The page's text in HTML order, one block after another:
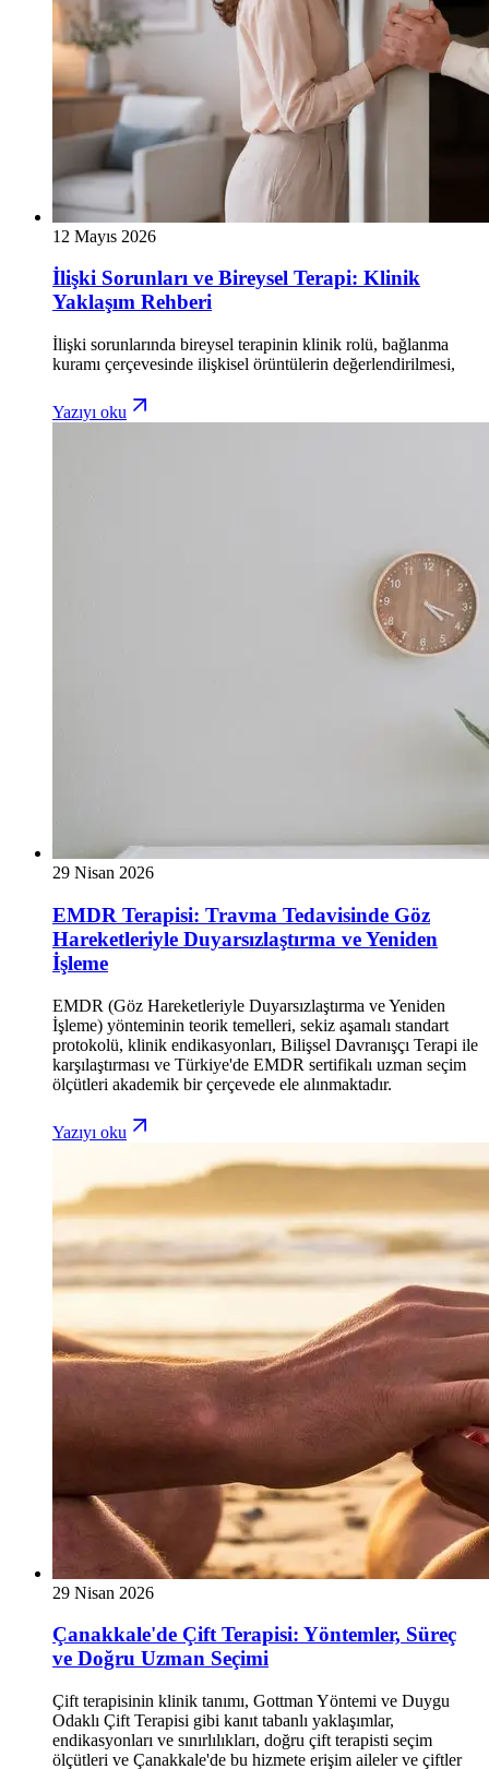
12 Mayıs 2026
İlişki Sorunları ve Bireysel Terapi: Klinik
Yaklaşım Rehberi
İlişki sorunlarında bireysel terapinin klinik rolü, bağlanma
kuramı çerçevesinde ilişkisel örüntülerin değerlendirilmesi,
Yazıyı oku
29 Nisan 2026
EMDR Terapisi: Travma Tedavisinde Göz
Hareketleriyle Duyarsızlaştırma ve Yeniden
İşleme
EMDR (Göz Hareketleriyle Duyarsızlaştırma ve Yeniden
İşleme) yönteminin teorik temelleri, sekiz aşamalı standart
protokolü, klinik endikasyonları, Bilişsel Davranışçı Terapi ile
karşılaştırması ve Türkiye'de EMDR sertifikalı uzman seçim
ölçütleri akademik bir çerçevede ele alınmaktadır.
Yazıyı oku
29 Nisan 2026
Çanakkale'de Çift Terapisi: Yöntemler, Süreç
ve Doğru Uzman Seçimi
Çift terapisinin klinik tanımı, Gottman Yöntemi ve Duygu
Odaklı Çift Terapisi gibi kanıt tabanlı yaklaşımlar,
endikasyonları ve sınırlılıkları, doğru çift terapisti seçim
ölçütleri ve Çanakkale'de bu hizmete erişim aileler ve çiftler